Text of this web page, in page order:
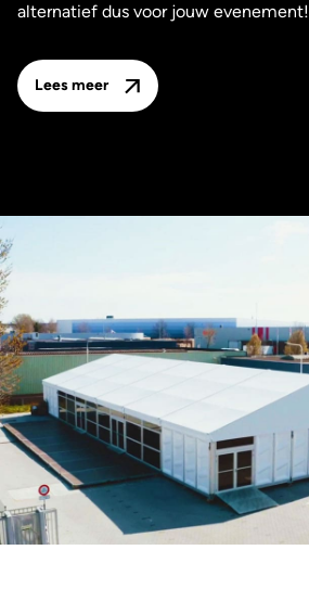
alternatief dus voor jouw evenement!
Lees meer